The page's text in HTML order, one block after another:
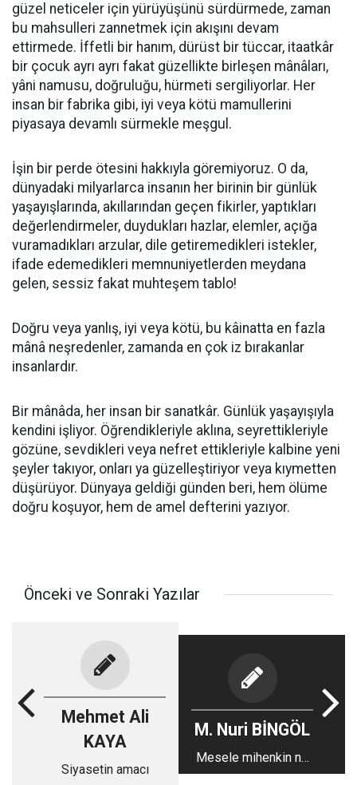
güzel neticeler için yürüyüşünü sürdürmede, zaman
bu mahsulleri zannetmek için akışını devam
ettirmede. İffetli bir hanım, dürüst bir tüccar, itaatkâr
bir çocuk ayrı ayrı fakat güzellikte birleşen mânâları,
yâni namusu, doğruluğu, hürmeti sergiliyorlar. Her
insan bir fabrika gibi, iyi veya kötü mamullerini
piyasaya devamlı sürmekle meşgul.
İşin bir perde ötesini hakkıyla göremiyoruz. O da,
dünyadaki milyarlarca insanın her birinin bir günlük
yaşayışlarında, akıllarından geçen fikirler, yaptıkları
değerlendirmeler, duydukları hazlar, elemler, açığa
vuramadıkları arzular, dile getiremedikleri istekler,
ifade edemedikleri memnuniyetlerden meydana
gelen, sessiz fakat muhteşem tablo!
Doğru veya yanlış, iyi veya kötü, bu kâinatta en fazla
mânâ neşredenler, zamanda en çok iz bırakanlar
insanlardır.
Bir mânâda, her insan bir sanatkâr. Günlük yaşayışıyla
kendini işliyor. Öğrendikleriyle aklına, seyrettikleriyle
gözüne, sevdikleri veya nefret ettikleriyle kalbine yeni
şeyler takıyor, onları ya güzelleştiriyor veya kıymetten
düşürüyor. Dünyaya geldiği günden beri, hem ölüme
doğru koşuyor, hem de amel defterini yazıyor.
Önceki ve Sonraki Yazılar
Mehmet Ali
KAYA
Siyasetin amacı
M. Nuri BİNGÖL
Mesele mihenkin ne
olduğunu bilmede